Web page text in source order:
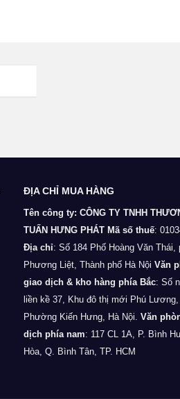
ĐỊA CHỈ MUA HÀNG
Tên công ty: CÔNG TY TNHH
TUẤN HƯNG PHÁT Mã số thuế:
Địa chỉ: Số 184 Phố Hoàng Văn Thái,
Phương Liệt, Thành phố Hà Nội Văn
giao dịch & kho hàng phía Bắc: Số
liền kề 37, Khu đô thị mới Phú Lương,
Phường Kiến Hưng, Hà Nội. Văn
dịch phía nam: 117 CL 1A, P. Bình
Hòa, Q. Bình Tân, TP. HCM